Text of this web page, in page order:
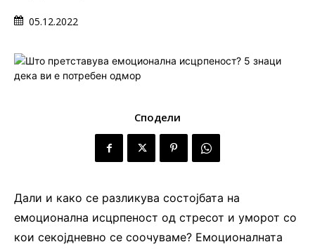
05.12.2022
Сподели
Дали и како се разликува состојбата на
емоционална исцрпеност од стресот и уморот со
кои секојдневно се соочуваме? Емоционалната